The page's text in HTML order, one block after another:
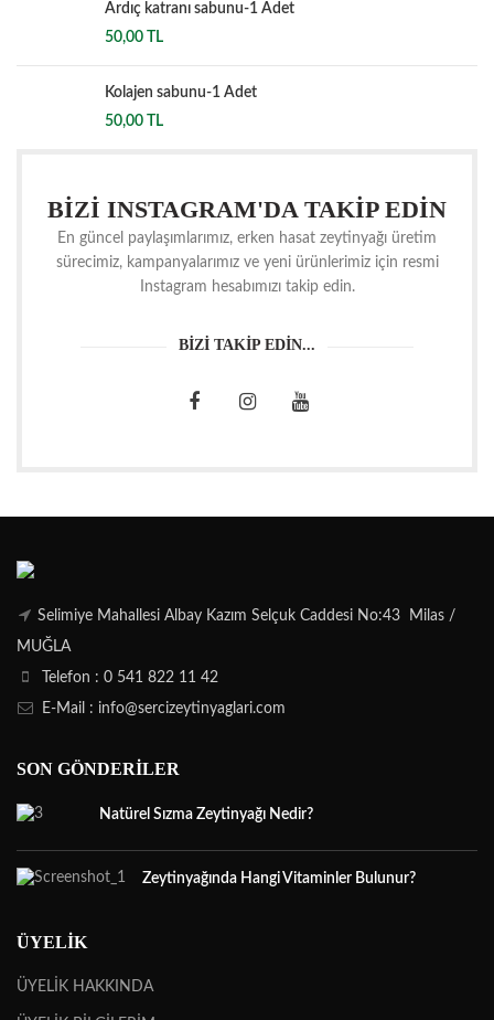
Ardıç katranı sabunu-1 Adet
50,00
TL
Kolajen sabunu-1 Adet
50,00
TL
BİZİ INSTAGRAM'DA TAKİP EDİN
En güncel paylaşımlarımız, erken hasat zeytinyağı üretim
sürecimiz, kampanyalarımız ve yeni ürünlerimiz için resmi
Instagram hesabımızı takip edin.
BİZİ TAKİP EDİN...
Selimiye Mahallesi Albay Kazım Selçuk Caddesi No:43 Milas /
MUĞLA
Telefon : 0 541 822 11 42
E-Mail : info@sercizeytinyaglari.com
SON GÖNDERILER
Natürel Sızma Zeytinyağı Nedir?
Zeytinyağında Hangi Vitaminler Bulunur?
ÜYELİK
ÜYELİK HAKKINDA